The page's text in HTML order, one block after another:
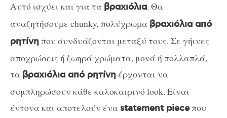
Αυτό ισχύει και για τα βραχιόλια. Θα
αναζητήσουμε chunky, πολύχρωμα βραχιόλια από
ρητίνηπου συνδυάζονται μεταξύ τους. Σε γήινες
αποχρώσεις ή ζωηρά χρώματα, μονά ή πολλαπλά,
τα βραχιόλια από ρητίνηέρχονται να
συμπληρώσουν κάθε καλοκαιρινό look. Είναι
έντονα και αποτελούν έναstatement pieceπου